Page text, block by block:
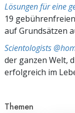
Lösungen für eine
19
auf Grundsätzen
Scientologists
der ganzen Welt,
erfolgreich im
Themen